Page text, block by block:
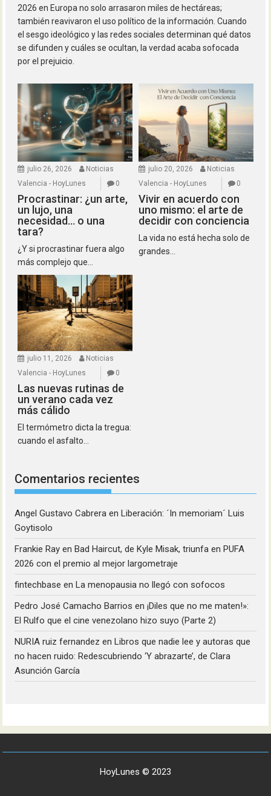
2026 en Europa no solo arrasaron miles de hectáreas;
también reavivaron el uso político de la información. Cuando
el sesgo ideológico y las redes sociales determinan qué datos
se difunden y cuáles se ocultan, la verdad acaba sofocada
por el prejuicio.
julio 26, 2026
Noticias
Valencia - HoyLunes
0
Procrastinar: ¿un arte,
un lujo, una
necesidad… o una
tara?
¿Y si procrastinar fuera algo
más complejo que...
julio 20, 2026
Noticias
Valencia - HoyLunes
0
Vivir en acuerdo con
uno mismo: el arte de
decidir con conciencia
La vida no está hecha solo de
grandes...
julio 11, 2026
Noticias
Valencia - HoyLunes
0
Las nuevas rutinas de
un verano cada vez
más cálido
El termómetro dicta la tregua:
cuando el asfalto...
Comentarios recientes
Angel Gustavo Cabrera enLiberación: ´In memoriam´ Luis
Goytisolo
Frankie Ray enBad Haircut, de Kyle Misak, triunfa en PUFA
2026 con el premio al mejor largometraje
fintechbase enLa menopausia no llegó con sofocos
Pedro José Camacho Barrios en¡Diles que no me maten!»:
El Rulfo que el cine venezolano hizo suyo (Parte 2)
NURIA ruiz fernandez enLibros que nadie lee y autoras que
no hacen ruido: Redescubriendo ‘Y abrazarte’, de Clara
Asunción García
HoyLunes © 2023